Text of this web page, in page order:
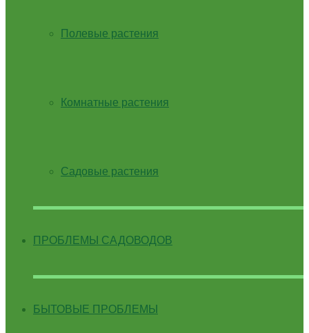
Полевые растения
Комнатные растения
Садовые растения
ПРОБЛЕМЫ САДОВОДОВ
БЫТОВЫЕ ПРОБЛЕМЫ